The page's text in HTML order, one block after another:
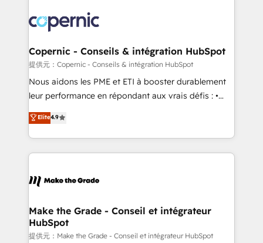
lasts. So if you're ready to become the most trusted
voice in your market, let’s talk.
worldwide, and with over 15 years in the ecosystem,
Huble has built a track record that speaks for itself.
One company, one operating model, delivering
across offices and consulting teams in the UK, USA,
Canada, Germany, France, Belgium, Singapore, and
South Africa. Certified compliant with ISO/IEC
international offices and 175+ employees.
Copernic - Conseils & intégration HubSpot
提供元：Copernic - Conseils & intégration HubSpot
Nous aidons les PME et ETI à booster durablement
leur performance en répondant aux vrais défis : •
Intégration de HubSpot avec d’autres outils (ERP,
téléphonie, etc.) • Alignement des équipes grâce à un
outil et des données partagées • Amélioration de la
collecte et de l’analyse des données pour des
de la productivité des équipes Notre équipe de 30
avec un engagement total, alignant processus
métiers et technologie, et guidant vos équipes à
travers le changement, tout en centrant vos objectifs
Elite4.9
Make the Grade - Conseil et intégrateur
HubSpot
提供元：Make the Grade - Conseil et intégrateur HubSpot